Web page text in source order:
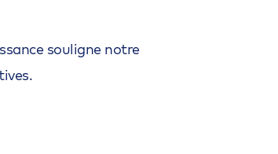
souligne notre